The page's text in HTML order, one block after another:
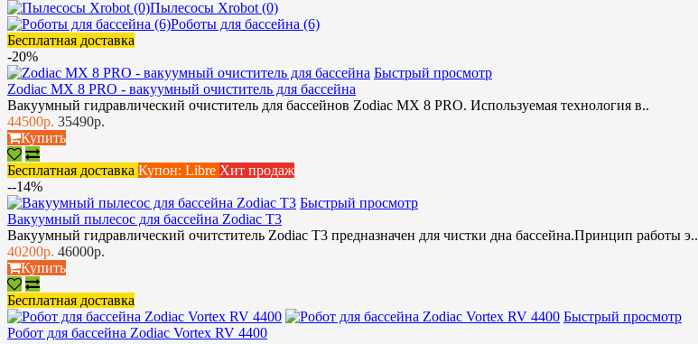
Пылесосы Xrobot (0)
Роботы для бассейна (6)
Бесплатная доставка
-20%
Быстрый просмотр
Zodiac MX 8 PRO - вакуумный очиститель для бассейна
Вакуумный гидравлический очиститель для бассейнов Zodiac MX 8 PRO. Используемая технология в..
44500р. 35490р.
Купить
Бесплатная доставка Купон: Libre Хит продаж
--14%
Быстрый просмотр
Вакуумный пылесос для бассейна Zodiac T3
Вакуумный гидравлический очитститель Zodiac T3 предназначен для чистки дна бассейна.Принцип работы э..
40200р. 46000р.
Купить
Бесплатная доставка
Быстрый просмотр
Робот для бассейна Zodiac Vortex RV 4400